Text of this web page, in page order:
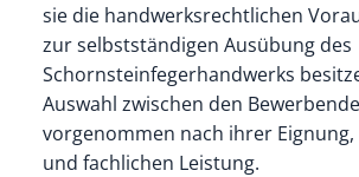
sie die handwerksrechtlichen
zur selbstständigen Ausübung des
Schornsteinfegerhandwerks
Auswahl zwischen den
vorgenommen nach ihrer Eignung,
und fachlichen Leistung.